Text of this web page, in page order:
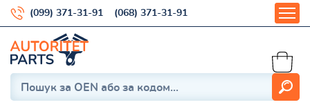
(099) 371-31-91 (068) 371-31-91